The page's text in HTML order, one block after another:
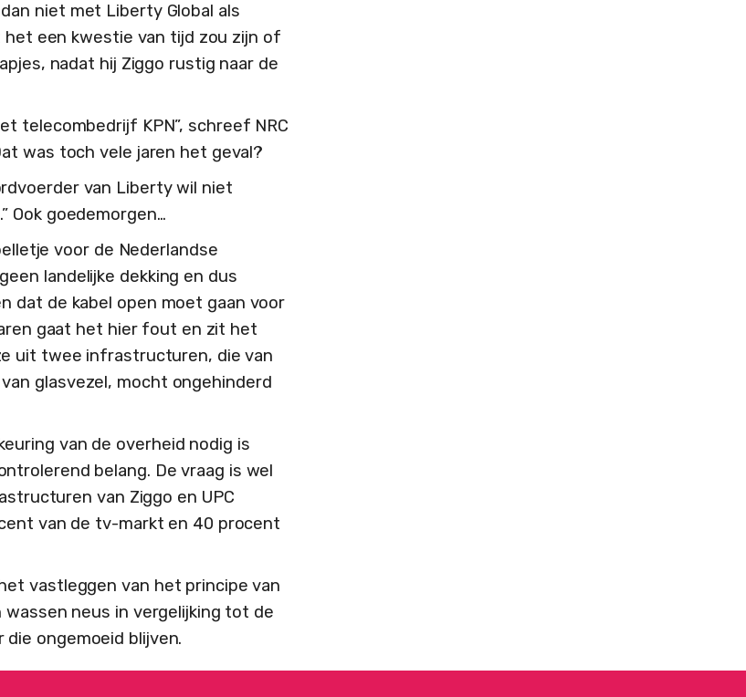
niet met Liberty Global als
een kwestie van tijd zou zijn of
nadat hij Ziggo rustig naar de
telecombedrijf KPN”, schreef NRC
was toch vele jaren het geval?
van Liberty wil niet
Ook goedemorgen…
voor de Nederlandse
landelijke dekking en dus
dat de kabel open moet gaan voor
gaat het hier fout en zit het
uit twee infrastructuren, die van
glasvezel, mocht ongehinderd
van de overheid nodig is
belang. De vraag is wel
van Ziggo en UPC
van de tv-markt en 40 procent
vastleggen van het principe van
neus in vergelijking tot de
ongemoeid blijven.